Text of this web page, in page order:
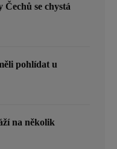
se chystá
pohlídat u
na několik